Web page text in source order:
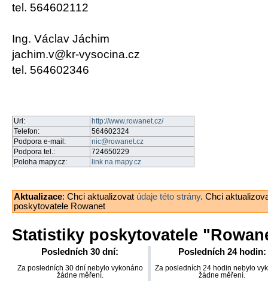
tel. 564602112
Ing. Václav Jáchim
jachim.v@kr-vysocina.cz
tel. 564602346
Url:
http://www.rowanet.cz/
Telefon:
564602324
Podpora e-mail:
nic@rowanet.cz
Podpora tel.:
724650229
Poloha mapy.cz:
link na mapy.cz
Aktualizace: Chci aktualizovat údaje této strány. Chci
poskytovatele Rowanet
Statistiky poskytovatele "
Posledních 30 dní:
Za posledních 30 dní nebylo vykonáno
žádne měření.
Posledních 24 hodin:
Za posledních 24 hodin nebylo
žádne měření.